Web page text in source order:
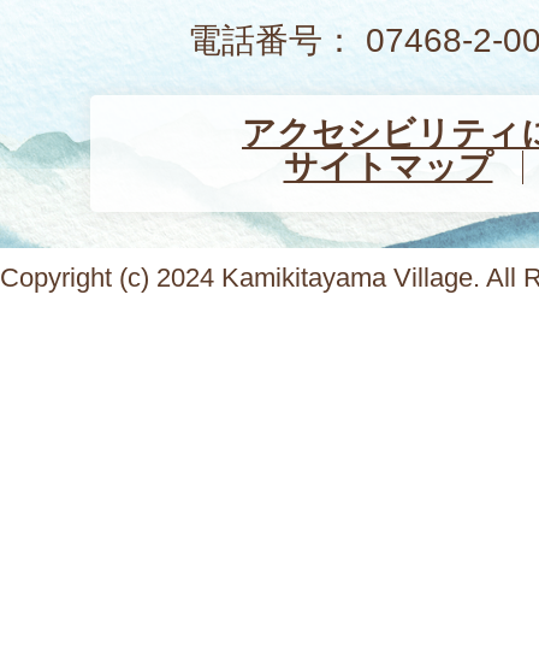
電話番号： 07468-2-
アクセシビリティ
サイトマップ
Copyright (c) 2024 Kamikitayama Village. All